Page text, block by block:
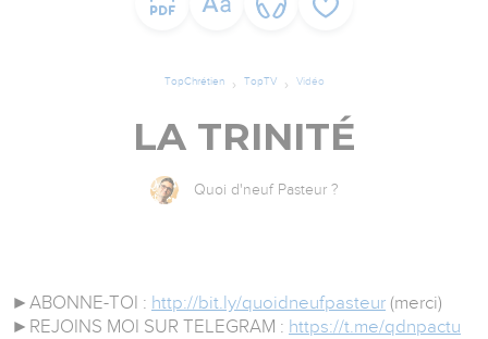
TopChrétien TopTV Vidéo
LA TRINITÉ
Quoi d'neuf Pasteur ?
►ABONNE-TOI : http://bit.ly/quoidneufpasteur (merci)
►REJOINS MOI SUR TELEGRAM : https://t.me/qdnpactu